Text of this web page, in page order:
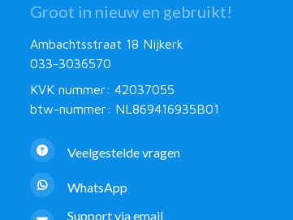
Groot in nieuw en gebruikt!
Ambachtsstraat 18 Nijkerk
033-3036570
KVK nummer: 42037055
btw-nummer: NL869416935B01
Veelgestelde vragen
WhatsApp
Support via email